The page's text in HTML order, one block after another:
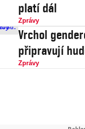
platí dál
Zprávy
Vrchol
připravují
Zprávy